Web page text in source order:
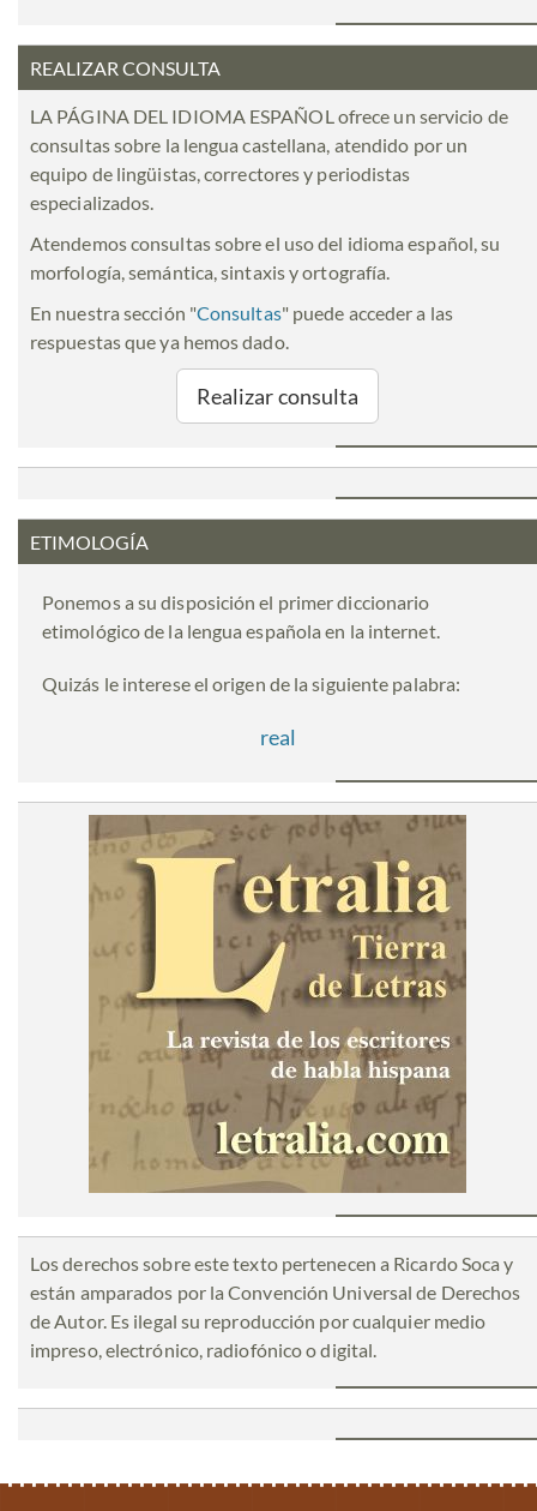
REALIZAR CONSULTA
LA PÁGINA DEL IDIOMA ESPAÑOL ofrece un servicio de
consultas sobre la lengua castellana, atendido por un
equipo de lingüistas, correctores y periodistas
especializados.
Atendemos consultas sobre el uso del idioma español, su
morfología, semántica, sintaxis y ortografía.
En nuestra sección "Consultas" puede acceder a las
respuestas que ya hemos dado.
Realizar consulta
ETIMOLOGÍA
Ponemos a su disposición el primer diccionario
etimológico de la lengua española en la internet.
Quizás le interese el origen de la siguiente palabra:
real
Los derechos sobre este texto pertenecen a Ricardo Soca y
están amparados por la Convención Universal de Derechos
de Autor. Es ilegal su reproducción por cualquier medio
impreso, electrónico, radiofónico o digital.